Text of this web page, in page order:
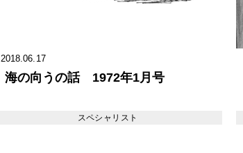
2018.06.17
海の向うの話 1972年1月号
スペシャリスト